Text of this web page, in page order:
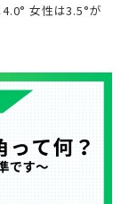
女性は3.5°が